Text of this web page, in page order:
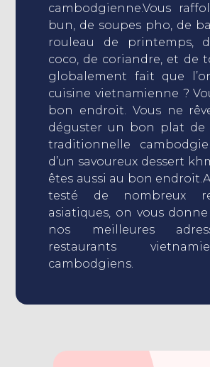
cambodgienne.Vous
bun, de soupes pho, de
rouleau de printemps,
coco, de coriandre, et de
globalement fait que
cuisine vietnamienne ?
bon endroit. Vous ne
déguster un bon plat de
traditionnelle
d’un savoureux dessert
êtes aussi au bon
testé de nombreux
asiatiques, on vous
nos meilleures
restaurants
cambodgiens.